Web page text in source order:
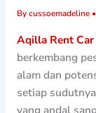
Bycussoemadeline •
Aqilla Rent Car
berkembang
alam dan
setiap
yang andal